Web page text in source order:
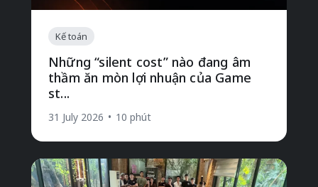
Kế toán
Những “silent cost” nào đang âm
thầm ăn mòn lợi nhuận của Game
st...
31 July 2026 • 10 phút